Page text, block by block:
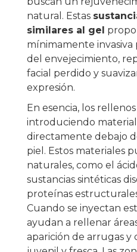
natural. Estas
similares al gel
mínimamente invasiva
del envejecimiento,
facial perdido y
expresión.
En esencia, los
introduciendo
directamente debajo
piel. Estos materiales
naturales, como el
sustancias sintéticas
proteínas
Cuando se inyectan
ayudan a rellenar
aparición de arrugas y